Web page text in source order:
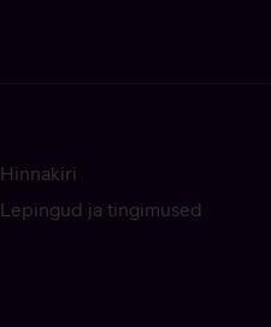
Hinnakiri
Lepingud ja tingimused